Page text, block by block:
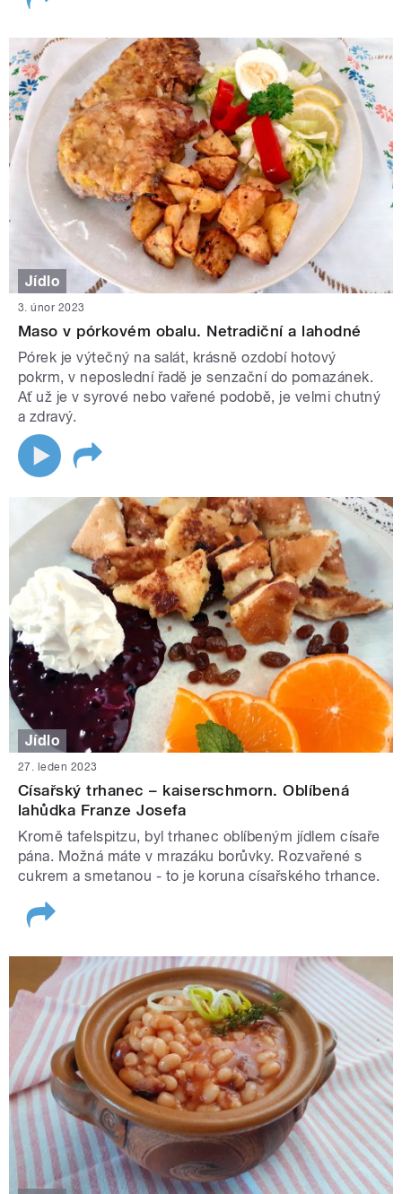
Jídlo
3. únor 2023
Maso v pórkovém obalu. Netradiční a lahodné
Pórek je výtečný na salát, krásně ozdobí hotový
pokrm, v neposlední řadě je senzační do pomazánek.
Ať už je v syrové nebo vařené podobě, je velmi chutný
a zdravý.
Jídlo
27. leden 2023
Císařský trhanec – kaiserschmorn. Oblíbená
lahůdka Franze Josefa
Kromě tafelspitzu, byl trhanec oblíbeným jídlem císaře
pána. Možná máte v mrazáku borůvky. Rozvařené s
cukrem a smetanou - to je koruna císařského trhance.